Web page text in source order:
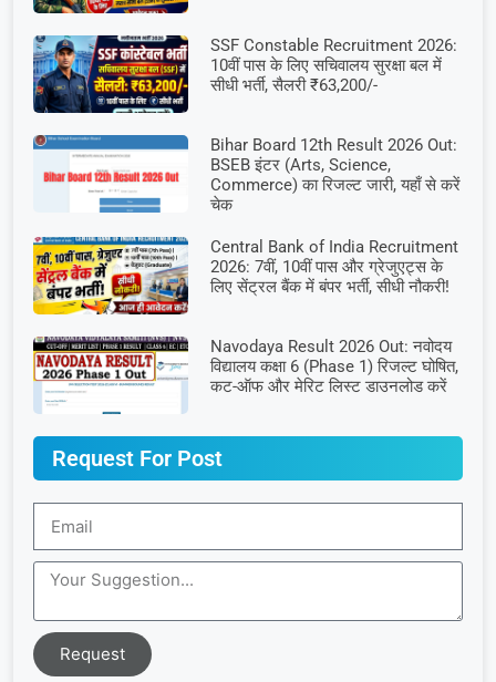
SSF Constable Recruitment 2026:
10वीं पास के लिए सचिवालय सुरक्षा बल में
सीधी भर्ती, सैलरी ₹63,200/-
Bihar Board 12th Result 2026 Out:
BSEB इंटर (Arts, Science,
Commerce) का रिजल्ट जारी, यहाँ से करें
चेक
Central Bank of India Recruitment
2026: 7वीं, 10वीं पास और ग्रेजुएट्स के
लिए सेंट्रल बैंक में बंपर भर्ती, सीधी नौकरी!
Navodaya Result 2026 Out: नवोदय
विद्यालय कक्षा 6 (Phase 1) रिजल्ट घोषित,
कट-ऑफ और मेरिट लिस्ट डाउनलोड करें
Request For Post
Request